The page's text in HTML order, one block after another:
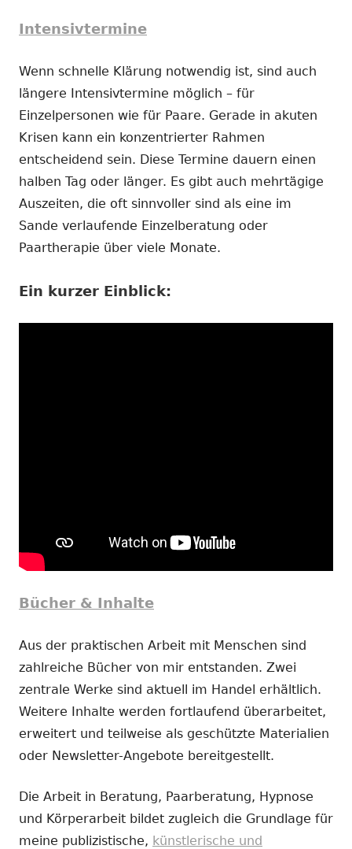
Intensivtermine
Wenn schnelle Klärung notwendig ist, sind auch
längere Intensivtermine möglich – für
Einzelpersonen wie für Paare. Gerade in akuten
Krisen kann ein konzentrierter Rahmen
entscheidend sein. Diese Termine dauern einen
halben Tag oder länger. Es gibt auch mehrtägige
Auszeiten, die oft sinnvoller sind als eine im
Sande verlaufende Einzelberatung oder
Paartherapie über viele Monate.
Ein kurzer Einblick:
Bücher & Inhalte
Aus der praktischen Arbeit mit Menschen sind
zahlreiche Bücher von mir entstanden. Zwei
zentrale Werke sind aktuell im Handel erhältlich.
Weitere Inhalte werden fortlaufend überarbeitet,
erweitert und teilweise als geschützte Materialien
oder Newsletter-Angebote bereitgestellt.
Die Arbeit in Beratung, Paarberatung, Hypnose
und Körperarbeit bildet zugleich die Grundlage für
meine publizistische, künstlerische und